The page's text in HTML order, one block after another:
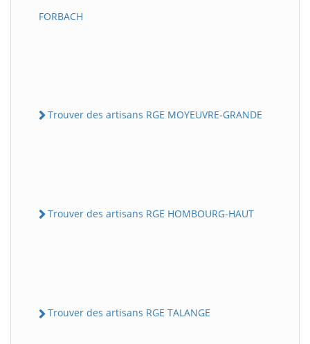
FORBACH
Trouver des artisans RGE MOYEUVRE-GRANDE
Trouver des artisans RGE HOMBOURG-HAUT
Trouver des artisans RGE TALANGE